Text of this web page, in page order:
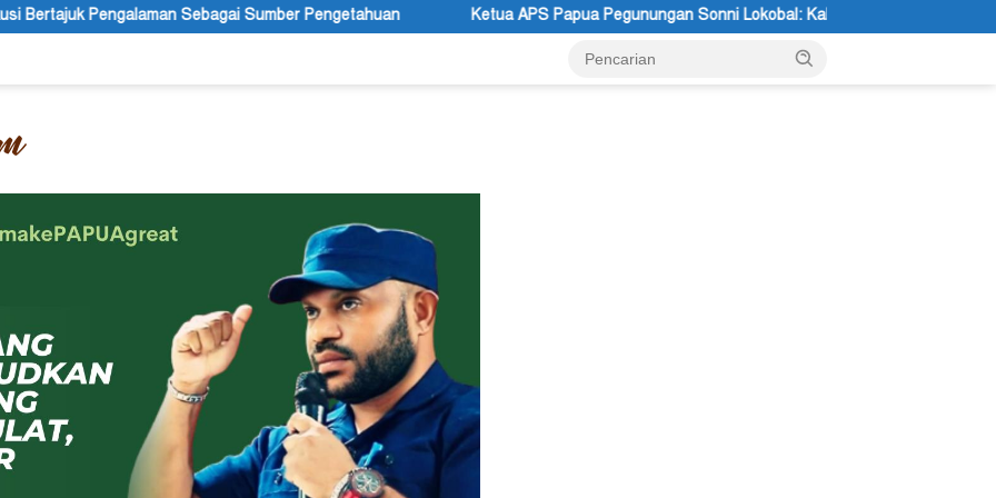
Sumber Pengetahuan Ketua APS Papua Pegunungan Sonni Lokobal: Kalau Mau KPK Audit Dana Otsus Seluruh Tanah